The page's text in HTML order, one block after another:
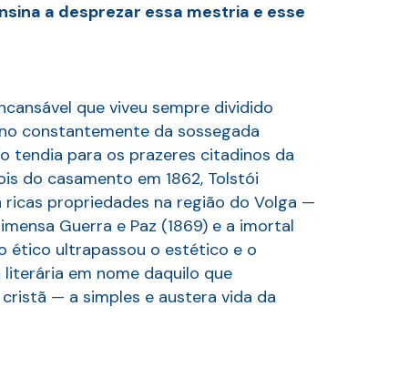
a desprezar essa mestria e esse
que viveu sempre dividido
constantemente da sossegada
tendia para os prazeres citadinos da
do casamento em 1862, Tolstói
propriedades na região do Volga —
Guerra e Paz (1869) e a imortal
ético ultrapassou o estético e o
em nome daquilo que
— a simples e austera vida da